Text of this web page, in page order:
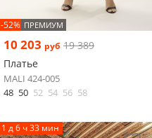
-52% ПРЕМИУМ
10 203 руб 19 389
Платье
MALI 424-005
48 50 52 54 56 58
1 д 6 ч 33 мин